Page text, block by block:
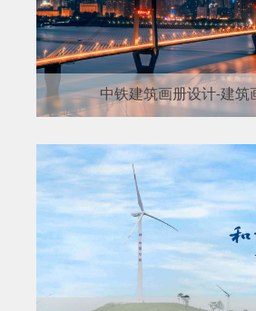
中铁建筑画册设计-建筑